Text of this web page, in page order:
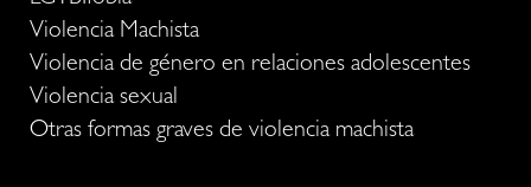
Violencia Machista
Violencia de género en relaciones adolescentes
Violencia sexual
Otras formas graves de violencia machista